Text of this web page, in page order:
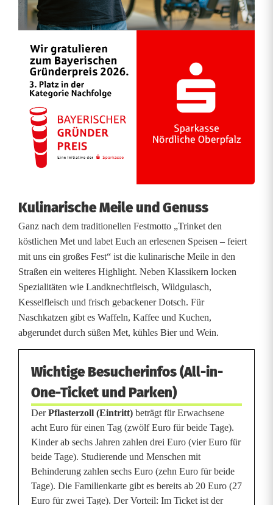
Kulinarische Meile und Genuss
Ganz nach dem traditionellen Festmotto „Trinket den
köstlichen Met und labet Euch an erlesenen Speisen – feiert
mit uns ein großes Fest“ ist die kulinarische Meile in den
Straßen ein weiteres Highlight. Neben Klassikern locken
Spezialitäten wie Landknechtfleisch, Wildgulasch,
Kesselfleisch und frisch gebackener Dotsch. Für
Naschkatzen gibt es Waffeln, Kaffee und Kuchen,
abgerundet durch süßen Met, kühles Bier und Wein.
Wichtige Besucherinfos (All-in-
One-Ticket und Parken)
DerPflasterzoll (Eintritt) beträgt für Erwachsene
acht Euro für einen Tag (zwölf Euro für beide Tage).
Kinder ab sechs Jahren zahlen drei Euro (vier Euro für
beide Tage). Studierende und Menschen mit
Behinderung zahlen sechs Euro (zehn Euro für beide
Tage). Die Familienkarte gibt es bereits ab 20 Euro (27
Euro für zwei Tage). Der Vorteil: Im Ticket ist der